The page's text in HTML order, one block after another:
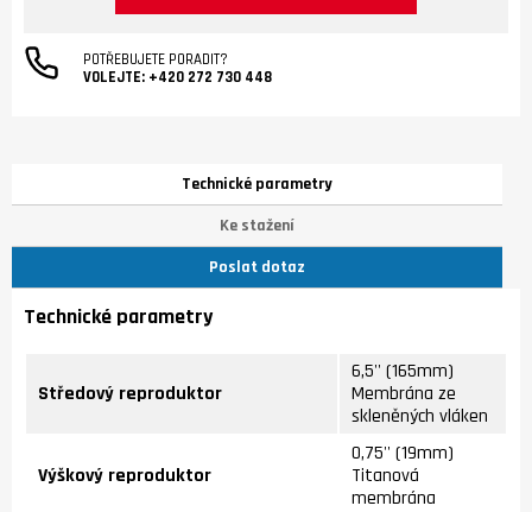
POTŘEBUJETE PORADIT?
VOLEJTE: +420 272 730 448
Technické parametry
Ke stažení
Poslat dotaz
Technické parametry
Středový reproduktor
6,5'' (165mm)
Membrána ze
skleněných vláken
Výškový reproduktor
0,75'' (19mm)
Titanová
membrána